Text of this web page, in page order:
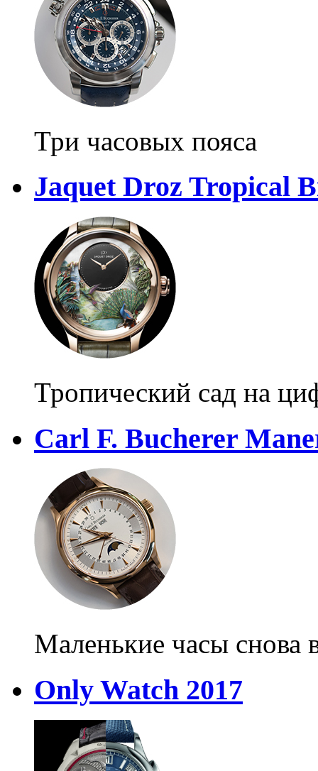
Три часовых пояса
Jaquet Droz Tropical
Тропический сад на
Carl F. Bucherer
Маленькие часы снова
Only Watch 2017